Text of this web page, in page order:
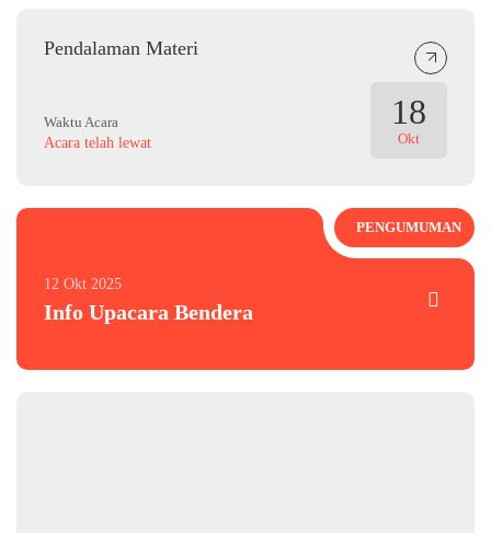
Pendalaman Materi
18
Okt
Waktu Acara
Acara telah lewat
PENGUMUMAN
12 Okt 2025
Info Upacara Bendera